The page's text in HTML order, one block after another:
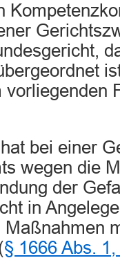
vorliegenden
bei einer
wegen die
der
in
Maßnahmen
§ 1666 Abs.